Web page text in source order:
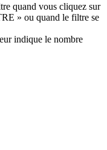
quand vous cliquez sur
» ou quand le filtre se
indique le nombre